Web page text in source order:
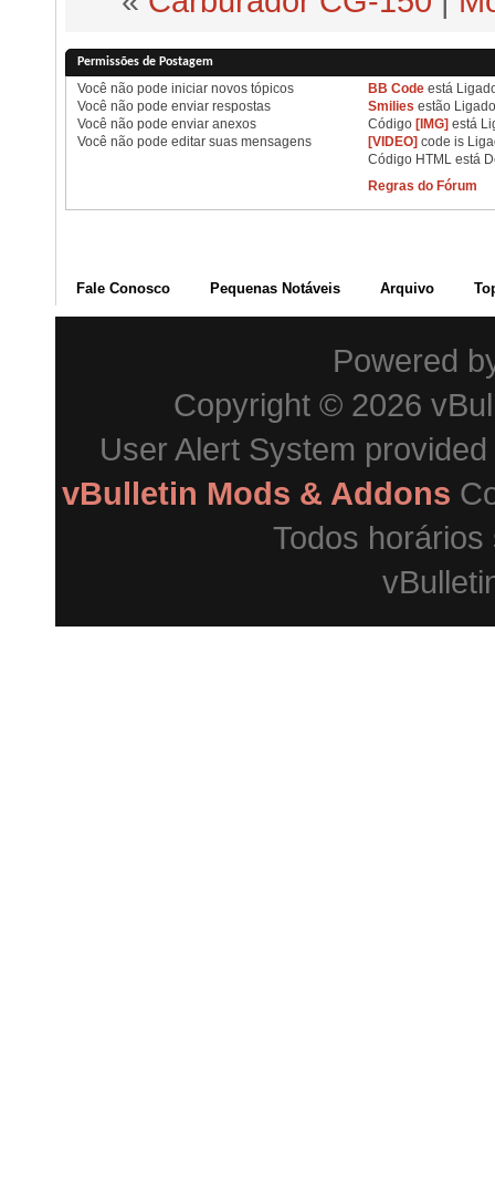
Permissões de Postagem
Você não pode iniciar novos tópicos
Você não pode enviar respostas
Você não pode enviar anexos
Você não pode editar suas mensagens
BB Codeestá
Smilies estão
Código [IMG] está
[VIDEO] code is
Código HTML está
Regras do Fórum
Fale Conosco Pequenas Notáveis Arquivo
Powered
Copyright © 2026
User Alert System
vBulletin Mods & Addons
Todos